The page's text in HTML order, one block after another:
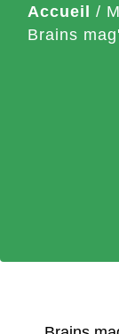
Accueil /
Brains